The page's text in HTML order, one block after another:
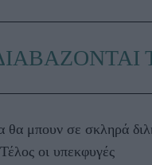
θα μπουν σε σκληρά
οι υπεκφυγές